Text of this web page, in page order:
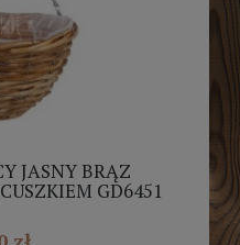
JASNY BRĄZ
GD6451